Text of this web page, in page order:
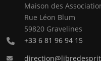
Maison des
Rue Léon Blum
59820 Gravelines
+33 6 81 96 94 15